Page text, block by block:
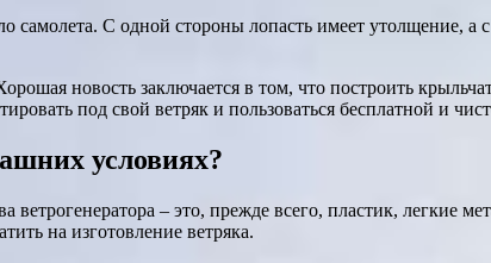
С одной стороны лопасть имеет утолщение,
новость заключается в том, что построить
под свой ветряк и пользоваться бесплатной и
условиях?
ветрогенератора – это, прежде всего, пластик, легкие
на изготовление ветряка.